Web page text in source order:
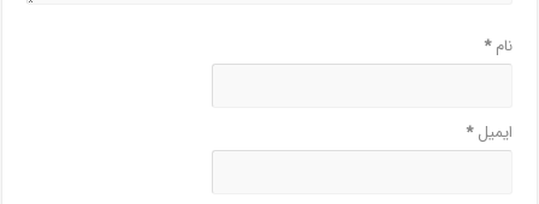
نام*
ایمیل*